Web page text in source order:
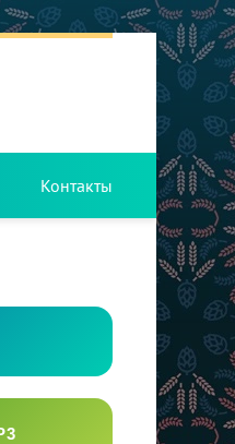
Контакты